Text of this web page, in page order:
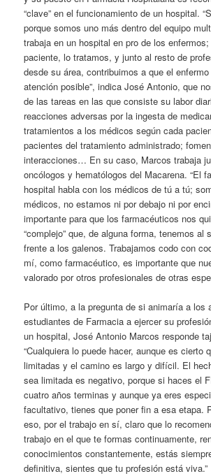
“clave” en el funcionamiento de un hospital.
porque somos uno más dentro del equipo
trabaja en un hospital en pro de los
paciente, lo tratamos, y junto al resto de
desde su área, contribuimos a que el
atención posible”, indica José Antonio, que
de las tareas en las que consiste su labor
reacciones adversas por la ingesta de
tratamientos a los médicos según cada
pacientes del tratamiento administrado;
interacciones… En su caso, Marcos trabaja
oncólogos y hematólogos del Macarena. “El
hospital habla con los médicos de tú a tú;
médicos, no estamos ni por debajo ni por
importante para que los farmacéuticos nos
“complejo” que, de alguna forma, tenemos al
frente a los galenos. Trabajamos codo con
mí, como farmacéutico, es importante que
valorado por otros profesionales de otras
Por último, a la pregunta de si animaría a los
estudiantes de Farmacia a ejercer su
un hospital, José Antonio Marcos responde
“Cualquiera lo puede hacer, aunque es cierto
limitadas y el camino es largo y difícil. El
sea limitada es negativo, porque si haces el
cuatro años terminas y aunque ya eres
facultativo, tienes que poner fin a esa etapa.
eso, por el trabajo en sí, claro que lo
trabajo en el que te formas continuamente,
conocimientos constantemente, estás
definitiva, sientes que tu profesión está viva.”